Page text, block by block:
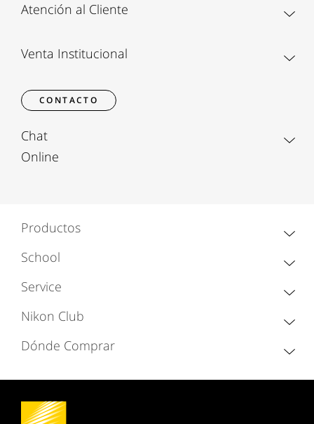
Atención al Cliente
Venta Institucional
CONTACTO
Chat
Online
Productos
School
Service
Nikon Club
Dónde Comprar